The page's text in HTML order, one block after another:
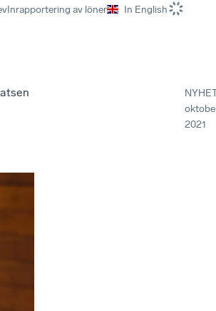
Inrapportering av löner In English
2021